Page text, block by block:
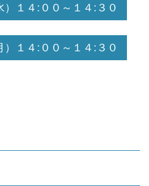
）１４:００～１４:３０
）１４:００～１４:３０